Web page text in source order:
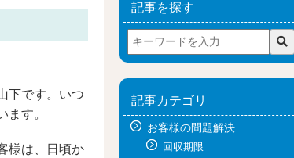
下です。いつ
ます。
様は、日頃か
記事を探す
記事カテゴリ
お客様の問題解決
回収期限